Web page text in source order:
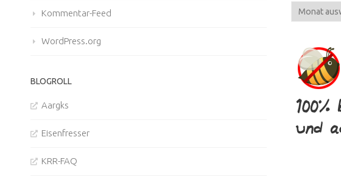
Kommentar-Feed
WordPress.org
BLOGROLL
Aargks
Eisenfresser
KRR-FAQ
Archiv